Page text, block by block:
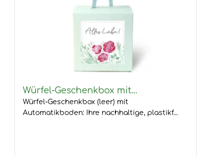
Würfel-Geschenkbox mit...
Würfel-Geschenkbox (leer) mit
Automatikboden: Ihre nachhaltige, plastikf...